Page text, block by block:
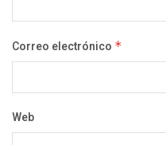
Correo electrónico *
Web